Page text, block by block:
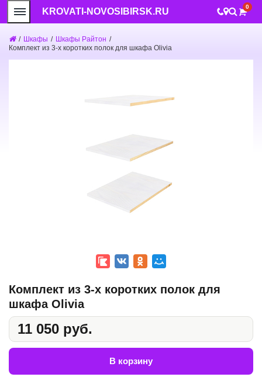
KROVATI-NOVOSIBIRSK.RU 0
/ Шкафы / Шкафы Райтон /
Комплект из 3-х коротких полок для шкафа Olivia
Комплект из 3-х коротких полок для
шкафа Olivia
11 050 руб.
В корзину